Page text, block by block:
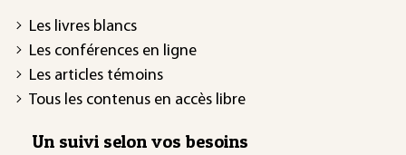
Les livres blancs
Les conférences en ligne
Les articles témoins
Tous les contenus en accès libre
Un suivi selon vos besoins